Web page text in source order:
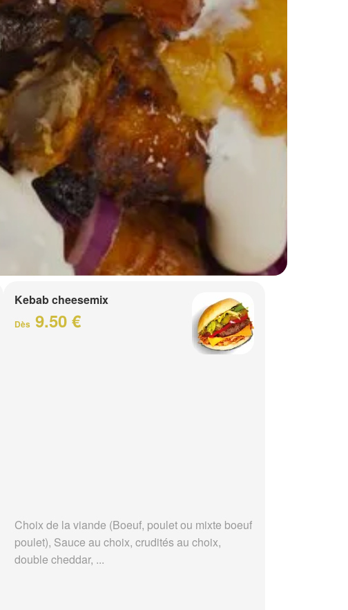
Kebab cheesemix
Dès 9.50 €
Choix de la viande (Boeuf, poulet ou mixte boeuf
poulet), Sauce au choix, crudités au choix,
double cheddar, ...